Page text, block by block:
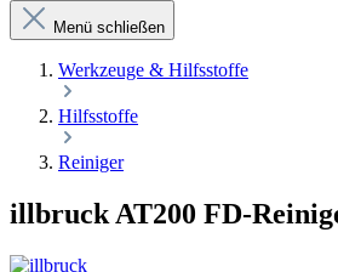
Menü schließen
Werkzeuge & Hilfsstoffe
Hilfsstoffe
Reiniger
illbruck AT200 FD-